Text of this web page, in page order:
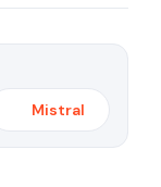
Mistral